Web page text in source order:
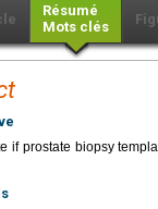
Résumé
Mots clés
if prostate biopsy